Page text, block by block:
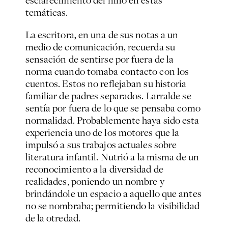
temáticas.
La escritora, en una de sus notas a un
medio de comunicación, recuerda su
sensación de sentirse por fuera de la
norma cuando tomaba contacto con los
cuentos. Estos no reflejaban su historia
familiar de padres separados. Larralde se
sentía por fuera de lo que se pensaba como
normalidad. Probablemente haya sido esta
experiencia uno de los motores que la
impulsó a sus trabajos actuales sobre
literatura infantil. Nutrió a la misma de un
reconocimiento a la diversidad de
realidades, poniendo un nombre y
brindándole un espacio a aquello que antes
no se nombraba; permitiendo la visibilidad
de la otredad.